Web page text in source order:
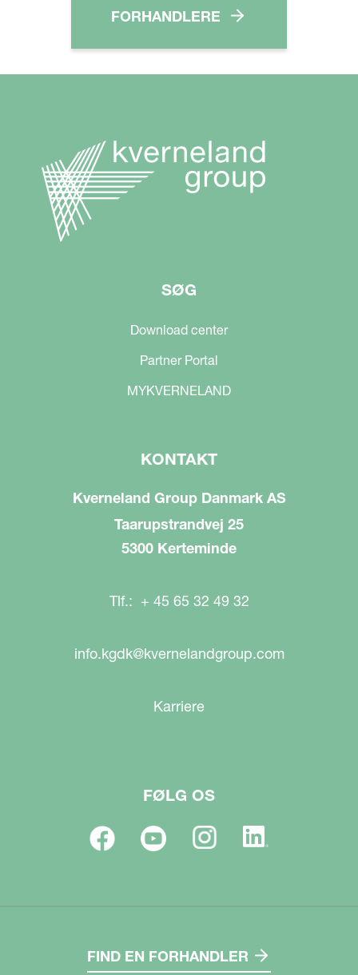
FORHANDLERE
SØG
Download center
Partner Portal
MYKVERNELAND
KONTAKT
Kverneland Group Danmark AS
Taarupstrandvej 25
5300 Kerteminde
Tlf.: + 45 65 32 49 32
info.kgdk@kvernelandgroup.com
Karriere
FØLG OS
FIND EN FORHANDLER